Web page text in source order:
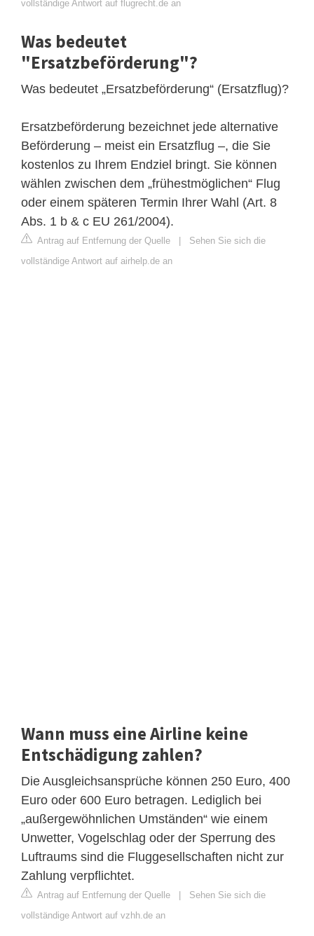
vollständige Antwort auf flugrecht.de an
Was bedeutet
"Ersatzbeförderung"?
Was bedeutet „Ersatzbeförderung“ (Ersatzflug)?
Ersatzbeförderung bezeichnet jede alternative
Beförderung – meist ein Ersatzflug –, die Sie
kostenlos zu Ihrem Endziel bringt. Sie können
wählen zwischen dem „frühestmöglichen“ Flug
oder einem späteren Termin Ihrer Wahl (Art. 8
Abs. 1 b & c EU 261/2004).
Antrag auf Entfernung der Quelle | Sehen Sie sich die
vollständige Antwort auf airhelp.de an
Wann muss eine Airline keine
Entschädigung zahlen?
Die Ausgleichsansprüche können 250 Euro, 400
Euro oder 600 Euro betragen. Lediglich bei
„außergewöhnlichen Umständen“ wie einem
Unwetter, Vogelschlag oder der Sperrung des
Luftraums sind die Fluggesellschaften nicht zur
Zahlung verpflichtet.
Antrag auf Entfernung der Quelle | Sehen Sie sich die
vollständige Antwort auf vzhh.de an